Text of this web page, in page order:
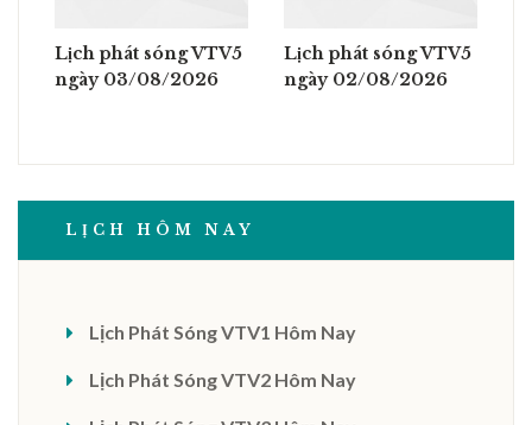
Lịch phát sóng VTV5
ngày 03/08/2026
Lịch phát sóng VTV5
ngày 02/08/2026
LỊCH HÔM NAY
Lịch Phát Sóng VTV1 Hôm Nay
Lịch Phát Sóng VTV2 Hôm Nay